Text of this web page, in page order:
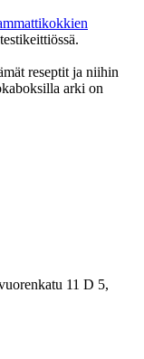
reseptit ja niihin
arki on
11 D 5,